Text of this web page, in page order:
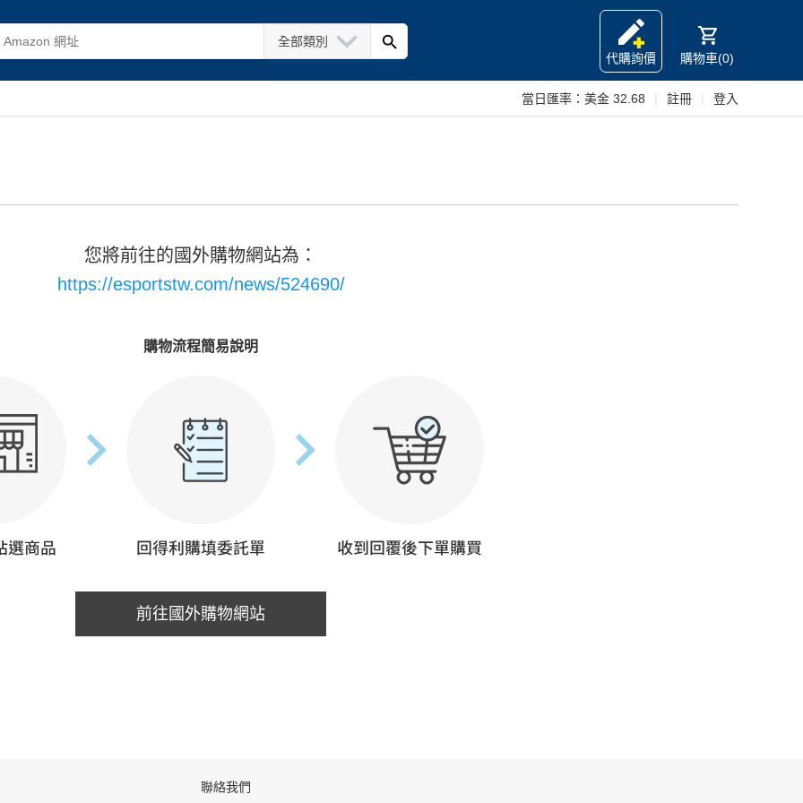
全部類別
代購詢價
購物車(0)
當日匯率： 美金 32.68 註冊 登入
您將前往的國外購物網站為：
https://esportstw.com/news/524690/
購物流程簡易說明
前往國外購物網站
聯絡我們